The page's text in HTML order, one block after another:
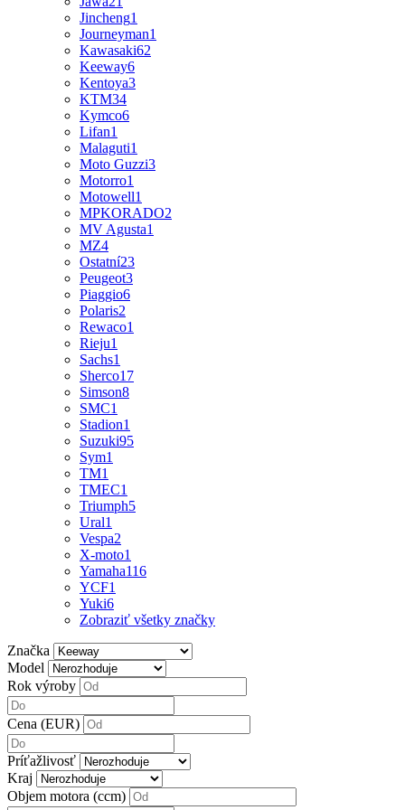
Jincheng1
Journeyman1
Kawasaki62
Keeway6
Kentoya3
KTM34
Kymco6
Lifan1
Malaguti1
Moto Guzzi3
Motorro1
Motowell1
MPKORADO2
MV Agusta1
MZ4
Ostatní23
Peugeot3
Piaggio6
Polaris2
Rewaco1
Rieju1
Sachs1
Sherco17
Simson8
SMC1
Stadion1
Suzuki95
Sym1
TM1
TMEC1
Triumph5
Ural1
Vespa2
X-moto1
Yamaha116
YCF1
Yuki6
Zobraziť všetky značky
Značka
Model
Rok výroby
Cena (EUR)
Príťažlivosť
Kraj
Objem motora (ccm)